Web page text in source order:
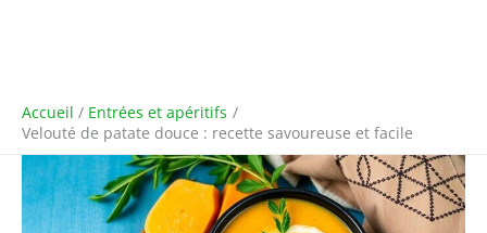
Accueil
Entrées et apéritifs
Velouté de patate douce : recette savoureuse et facile